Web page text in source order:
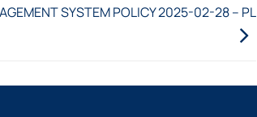
SYSTEM POLICY 2025-02-28 – PL